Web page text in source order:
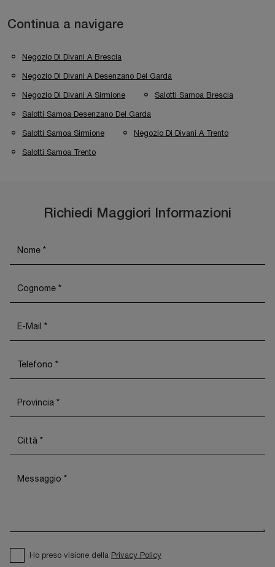
Continua a navigare
Negozio Di Divani A Brescia
Negozio Di Divani A Desenzano Del Garda
Negozio Di Divani A Sirmione Salotti Samoa Brescia
Salotti Samoa Desenzano Del Garda
Salotti Samoa Sirmione Negozio Di Divani A Trento
Salotti Samoa Trento
Richiedi Maggiori Informazioni
Ho preso visione della Privacy Policy